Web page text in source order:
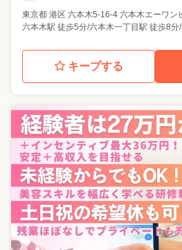
東京都 港区 六本木5-16-4 六本木エーワン
六本木駅 徒歩5分/六本木一丁目駅 徒歩8
キープする